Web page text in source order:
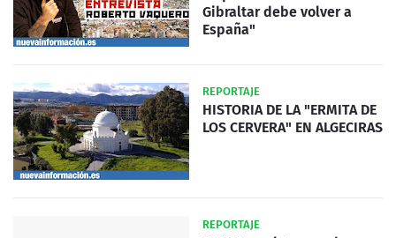
Gibraltar debe volver a
España"
REPORTAJE
HISTORIA DE LA "ERMITA DE
LOS CERVERA" EN ALGECIRAS
REPORTAJE